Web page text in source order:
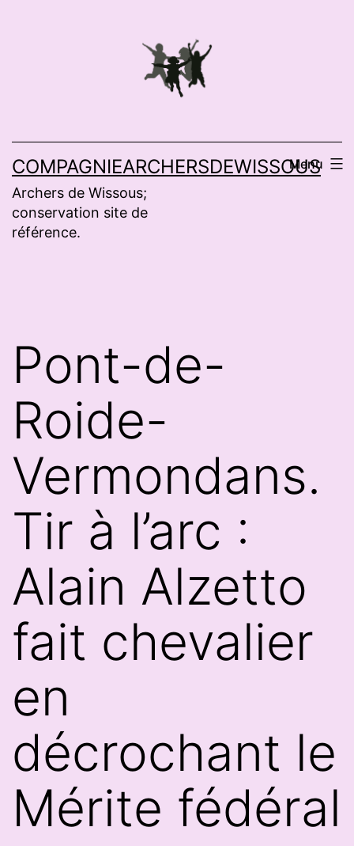
COMPAGNIEARCHERSDEWISSOUS
Archers de Wissous;
conservation site de
référence.
Menu
Pont-de-
Roide-
Vermondans.
Tir à l’arc :
Alain Alzetto
fait chevalier
en
décrochant le
Mérite fédéral